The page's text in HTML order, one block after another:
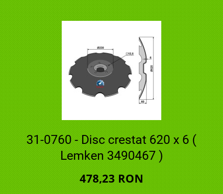
31-0760 - Disc crestat 620 x 6 (
Lemken 3490467 )
478,23 RON